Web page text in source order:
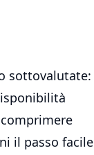
sottovalutate:
il passo facile